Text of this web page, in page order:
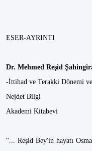
ESER-AYRINTI
Dr. Mehmed Reşid
-İttihad ve Terakki Dönemi
Nejdet Bilgi
Akademi Kitabevi
“... Reşid Bey'in hayatı